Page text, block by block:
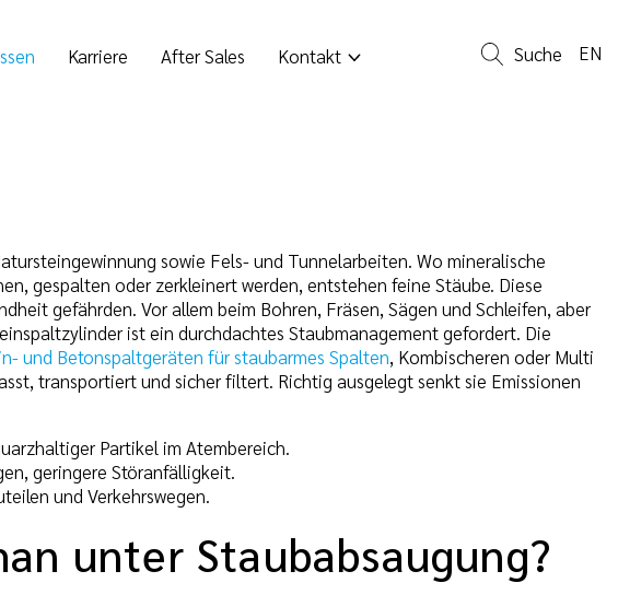
Karriere After Sales Kontakt Suche EN
sowie Fels- und Tunnelarbeiten. Wo mineralische
gespalten oder zerkleinert werden, entstehen feine Stäube. Diese
gefährden. Vor allem beim Bohren, Fräsen, Sägen und Schleifen, aber
ist ein durchdachtes Staubmanagement gefordert. Die
und Betonspaltgeräten für staubarmes Spalten, Kombischeren oder Multi
transportiert und sicher filtert. Richtig ausgelegt senkt sie Emissionen
Partikel im Atembereich.
geringere Störanfälligkeit.
und Verkehrswegen.
unter Staubabsaugung?